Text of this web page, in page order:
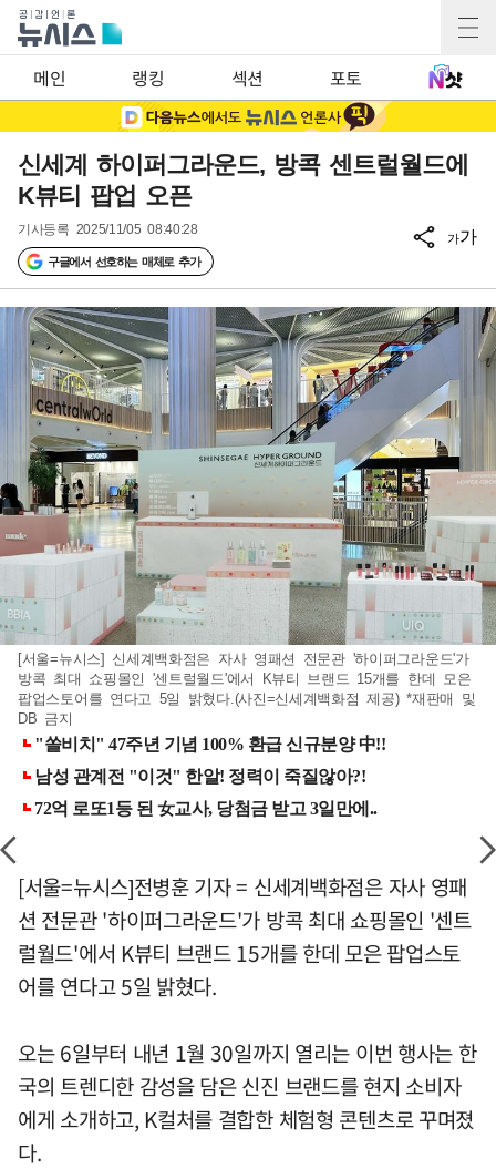
메인 랭킹 섹션 포토
신세계 하이퍼그라운드, 방콕 센트럴월드에
K뷰티 팝업 오픈
기사등록 2025/11/05 08:40:28
구글에서 선호하는 매체로 추가
가가
[서울=뉴시스] 신세계백화점은 자사 영패션 전문관 '하이퍼그라운드'가
방콕 최대 쇼핑몰인 '센트럴월드'에서 K뷰티 브랜드 15개를 한데 모은
팝업스토어를 연다고 5일 밝혔다.(사진=신세계백화점 제공) *재판매 및
DB 금지
[서울=뉴시스]전병훈 기자 = 신세계백화점은 자사 영패
션 전문관 '하이퍼그라운드'가 방콕 최대 쇼핑몰인 '센트
럴월드'에서 K뷰티 브랜드 15개를 한데 모은 팝업스토
어를 연다고 5일 밝혔다.
오는 6일부터 내년 1월 30일까지 열리는 이번 행사는 한
국의 트렌디한 감성을 담은 신진 브랜드를 현지 소비자
에게 소개하고, K컬처를 결합한 체험형 콘텐츠로 꾸며졌
다.